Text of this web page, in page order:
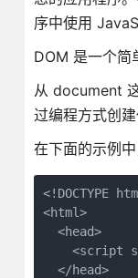
序中使用
DOM 是一个简
从 document
过编程方式创
在下面的示例
<!DOCTYPE
<html>
  <head>
<script
  </head>